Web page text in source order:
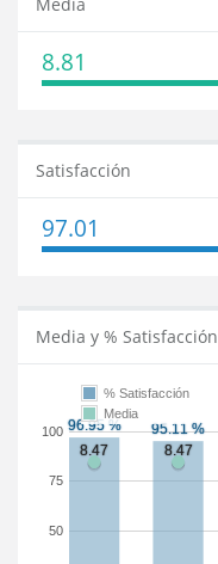
8.81
Satisfacción
97.01
Media y % Satisfacción
50
75
100
% Satisfacción
Media